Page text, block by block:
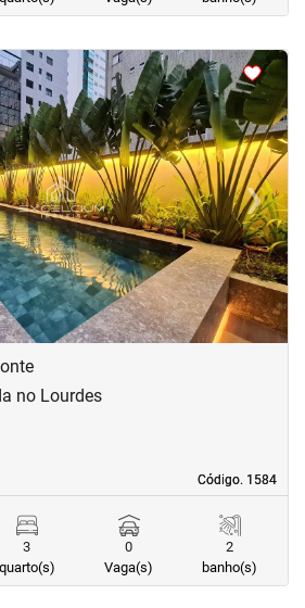
›Next
Código. 1584
Código. 1584
no Lourdes
3
quarto(s)
0
Vaga(s)
2
banho(s)